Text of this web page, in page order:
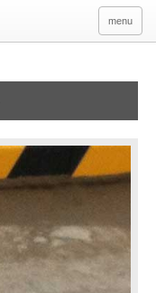
menu